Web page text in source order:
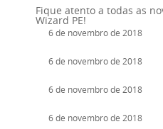
Fique atento a todas as
Wizard PE!
6 de novembro de 2018
6 de novembro de 2018
6 de novembro de 2018
6 de novembro de 2018